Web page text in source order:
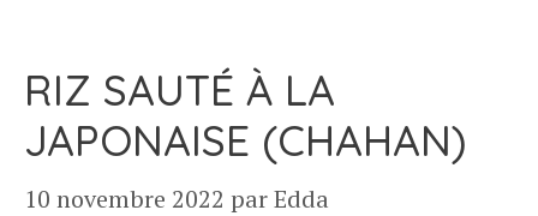
RIZ SAUTÉ À LA
JAPONAISE (CHAHAN)
10 novembre 2022 parEdda